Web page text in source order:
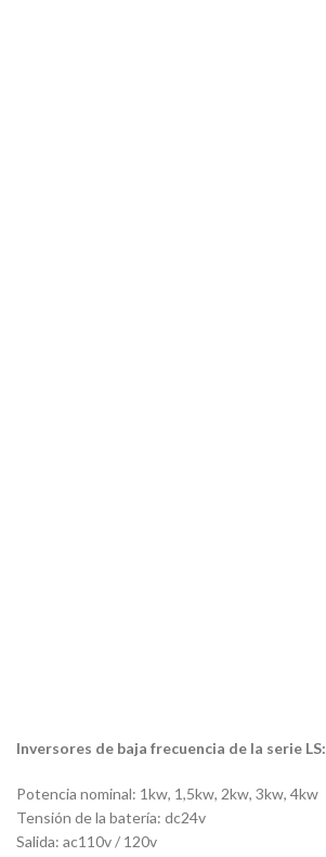
Inversores de baja frecuencia de la serie LS:
Potencia nominal: 1kw, 1,5kw, 2kw, 3kw, 4kw
Tensión de la batería: dc24v
Salida: ac110v / 120v